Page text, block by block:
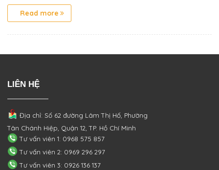
Read more
LIÊN HỆ
Địa chỉ: Số 62 đường Lâm Thị Hố, Phường
Tân Chánh Hiệp, Quận 12, TP. Hồ Chí Minh
Tư vấn viên 1: 0968 575 857
Tư vấn viên 2: 0969 296 297
Tư vấn viên 3: 0926 136 137